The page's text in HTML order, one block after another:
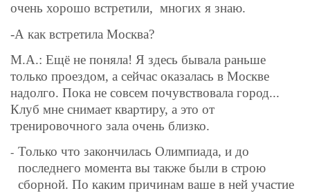
очень хорошо встретили, многих я знаю.
-А как встретила Москва?
М.А.: Ещё не поняла! Я здесь бывала раньше
только проездом, а сейчас оказалась в Москве
надолго. Пока не совсем почувствовала город...
Клуб мне снимает квартиру, а это от
тренировочного зала очень близко.
- Только что закончилась Олимпиада, и до
последнего момента вы также были в строю
сборной. По каким причинам ваше в ней участие